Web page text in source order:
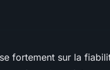
fortement sur la